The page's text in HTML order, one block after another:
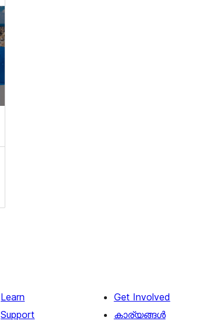
Learn
Support
Get Involved
കാര്യങ്ങള്‍